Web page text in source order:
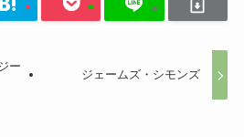
ー
ジェームズ・シモンズ